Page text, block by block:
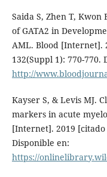
Saida S, Zhen T, Kwon
of GATA2 in
AML. Blood [Internet].
132(Suppl 1): 770-770.
http://
Kayser S, & Levis MJ.
markers in acute
[Internet]. 2019 [citado
Disponible en:
https://